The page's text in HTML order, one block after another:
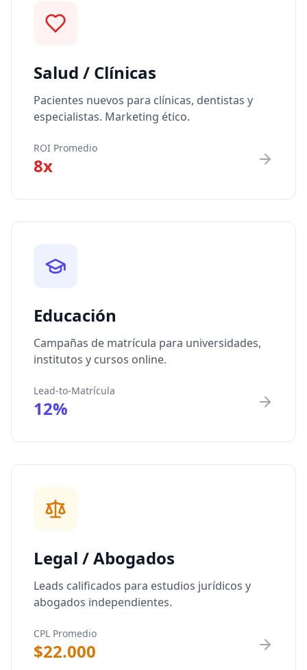
Salud / Clínicas
Pacientes nuevos para clínicas, dentistas y
especialistas. Marketing ético.
ROI Promedio
8x
Educación
Campañas de matrícula para universidades,
institutos y cursos online.
Lead-to-Matrícula
12%
Legal / Abogados
Leads calificados para estudios jurídicos y
abogados independientes.
CPL Promedio
$22.000